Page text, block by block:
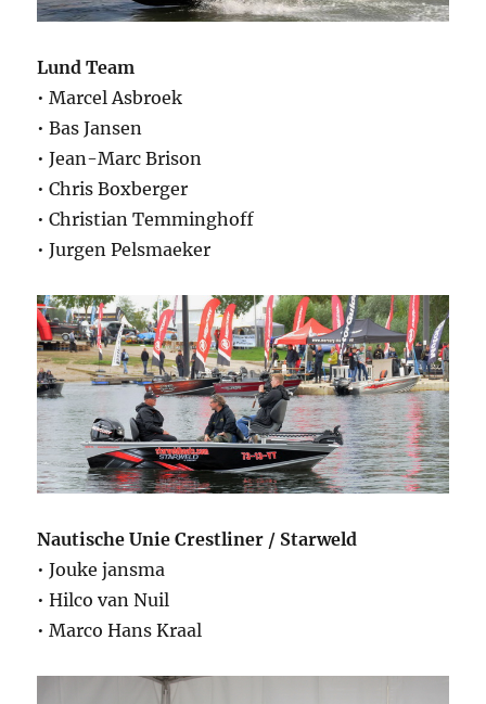
Lund Team
• Marcel Asbroek
• Bas Jansen
• Jean-Marc Brison
• Chris Boxberger
• Christian Temminghoff
• Jurgen Pelsmaeker
Nautische Unie Crestliner / Starweld
• Jouke jansma
• Hilco van Nuil
• Marco Hans Kraal